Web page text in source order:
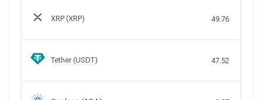
XRP (XRP) 49.76
Tether (USDT) 47.52